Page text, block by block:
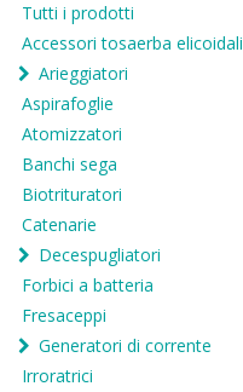
Tutti i prodotti
Accessori tosaerba elicoidali
Arieggiatori
Aspirafoglie
Atomizzatori
Banchi sega
Biotrituratori
Catenarie
Decespugliatori
Forbici a batteria
Fresaceppi
Generatori di corrente
Irroratrici